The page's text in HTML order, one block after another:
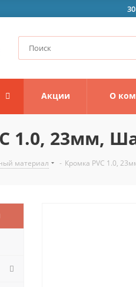
Акции О
1.0, 23мм,
материал - Кромка PVC 1.0,